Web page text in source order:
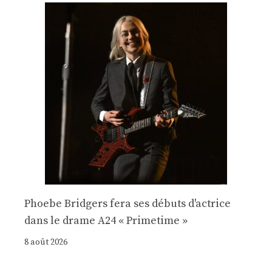
Phoebe Bridgers fera ses débuts d'actrice
dans le drame A24 « Primetime »
8 août 2026